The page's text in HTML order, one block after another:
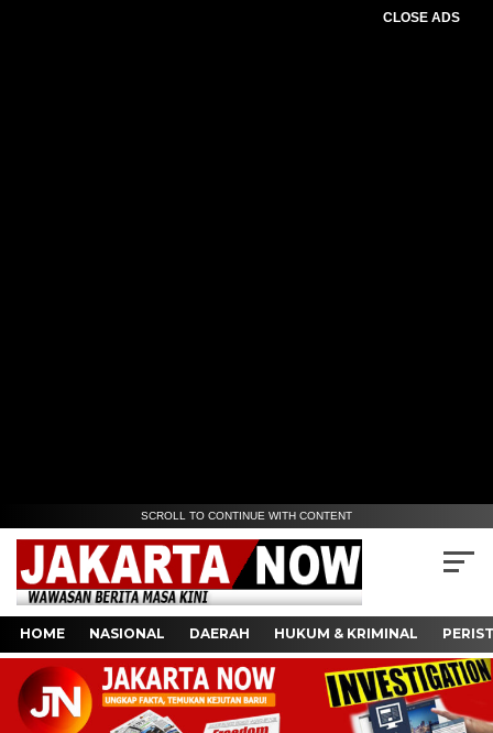
CLOSE ADS
SCROLL TO CONTINUE WITH CONTENT
HOME NASIONAL DAERAH HUKUM & KRIMINAL